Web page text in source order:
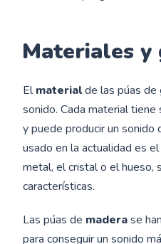
Materiales y
Elmaterialde las púas de
sonido. Cada material
y puede producir un
usado en la actualidad es
metal, el cristal o el hueso,
características.
Las púas de maderase
para conseguir un sonido